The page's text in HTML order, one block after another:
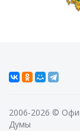
2006-2026 ©
Думы